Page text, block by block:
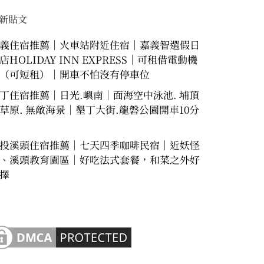
貼文
住宿推薦｜火車站附近住宿｜嘉義智選假日
HOLIDAY INN EXPRESS｜可租借電動機
可短租）｜開車不怕沒有停車位
住宿推薦｜日光.嶼南｜面海空中泳池. 埔頂
原. 無敵海景｜墾丁大街.龍磐公園開車10分
溪頭住宿推薦｜七天四季咖啡民宿｜近妖怪
溪頭教育園區｜好吃法式套餐，和菜之外好